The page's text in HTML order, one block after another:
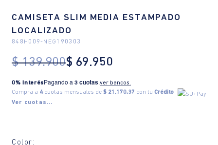
CAMISETA SLIM MEDIA ESTAMPADO
LOCALIZADO
848H009- NEG190303
$ 139.900$ 69.950
0% InterésPagando a 3 cuotas.ver bancos.
Compra a 4cuotas mensuales de $ 21.170,37 con tu Crédito
Ver cuotas...
Color: